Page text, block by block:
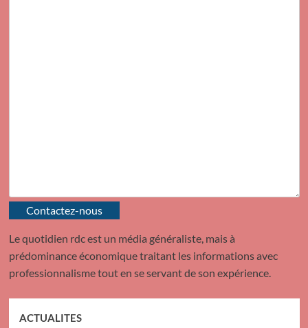
Contactez-nous
Le quotidien rdc est un média généraliste, mais à
prédominance économique traitant les informations avec
professionnalisme tout en se servant de son expérience.
ACTUALITES